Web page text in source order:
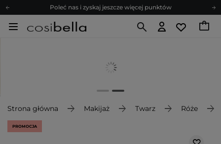
Poleć nas i zyskaj jeszcze więcej punktów
Zapisz się na newsletter pełen porad
Poleć nas i zyskaj jeszcze więcej punktów
Strona główna Makijaż Twarz Róże
PROMOCJA